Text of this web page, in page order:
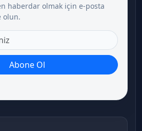
haberdar olmak için e-posta
olun.